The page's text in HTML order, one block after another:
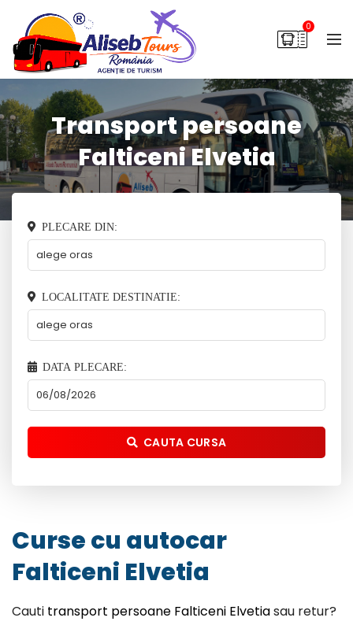
0
Transport persoane
Falticeni Elvetia
PLECARE DIN:
LOCALITATE DESTINATIE:
DATA PLECARE:
CAUTA CURSA
Curse cu autocar
Falticeni Elvetia
Cauti transport persoane Falticeni Elvetiasau retur?